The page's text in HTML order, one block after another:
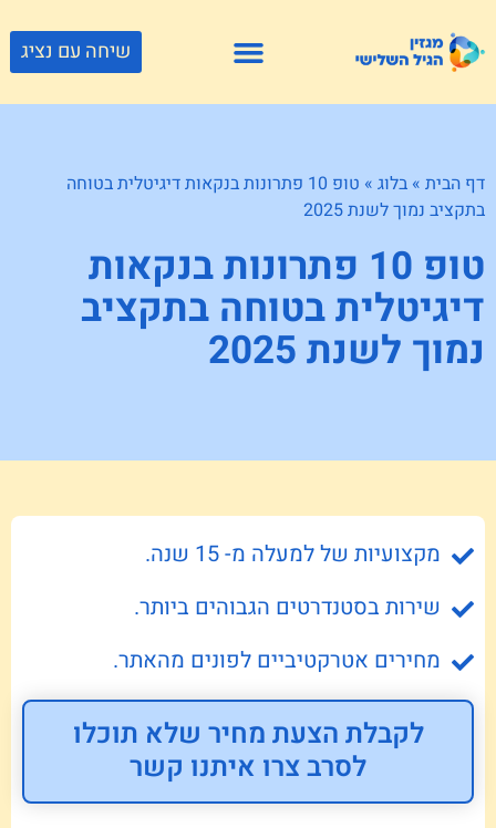
שיחה עם נציג
דף הבית » בלוג »
טופ 10 פתרונות בנקאות דיגיטלית בטוחה
בתקציב נמוך לשנת 2025
טופ 10 פתרונות בנקאות
דיגיטלית בטוחה בתקציב
נמוך לשנת 2025
מקצועיות של למעלה מ- 15 שנה.
שירות בסטנדרטים הגבוהים ביותר.
מחירים אטרקטיביים לפונים מהאתר.
לקבלת הצעת מחיר שלא תוכלו
לסרב צרו איתנו קשר